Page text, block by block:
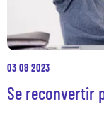
03 08 2023
Se reconvertir